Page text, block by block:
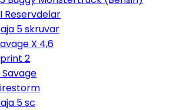
Reservdelar
5 skruvar
X 4,6
2
Savage
5 sc